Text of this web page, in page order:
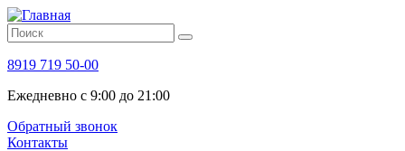
8919 719 50-00
Ежедневно с 9:00 до 21:00
Обратный звонок
Контакты